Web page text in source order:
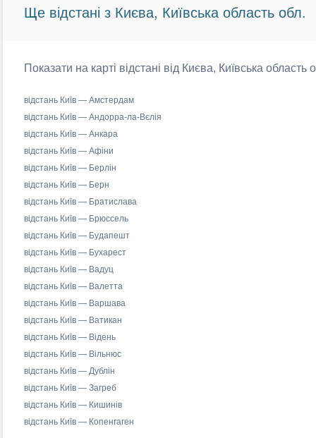
Ще відстані з Києва, Київська область обл.
Показати на карті відстані від Києва, Київська
відстань Київ — Амстердам
відстань Київ — Андорра-ла-Вєлія
відстань Київ — Анкара
відстань Київ — Афіни
відстань Київ — Берлін
відстань Київ — Берн
відстань Київ — Братислава
відстань Київ — Брюссель
відстань Київ — Будапешт
відстань Київ — Бухарест
відстань Київ — Вадуц
відстань Київ — Валетта
відстань Київ — Варшава
відстань Київ — Ватикан
відстань Київ — Відень
відстань Київ — Вільнюс
відстань Київ — Дублін
відстань Київ — Загреб
відстань Київ — Кишинів
відстань Київ — Копенгаген